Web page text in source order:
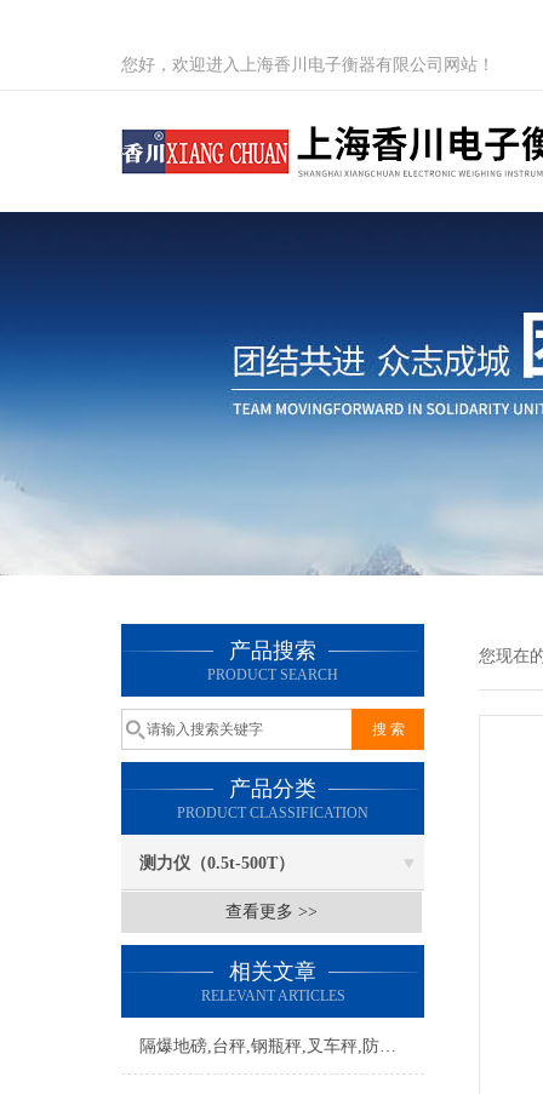
您好，欢迎进入上海香川电子衡器有限公司网站！
产品搜索
PRODUCT SEARCH
产品分类
PRODUCT CLASSIFICATION
测力仪（0.5t-500T）
查看更多 >>
相关文章
RELEVANT ARTICLES
隔爆地磅,台秤,钢瓶秤,叉车秤,防炸电子称产品推荐
您现在